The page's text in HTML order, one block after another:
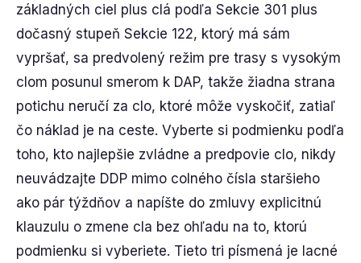
základných ciel plus clá podľa Sekcie 301 plus
dočasný stupeň Sekcie 122, ktorý má sám
vypršať, sa predvolený režim pre trasy s vysokým
clom posunul smerom k DAP, takže žiadna strana
potichu neručí za clo, ktoré môže vyskočiť, zatiaľ
čo náklad je na ceste. Vyberte si podmienku podľa
toho, kto najlepšie zvládne a predpovie clo, nikdy
neuvádzajte DDP mimo colného čísla staršieho
ako pár týždňov a napíšte do zmluvy explicitnú
klauzulu o zmene cla bez ohľadu na to, ktorú
podmienku si vyberiete. Tieto tri písmená je lacné